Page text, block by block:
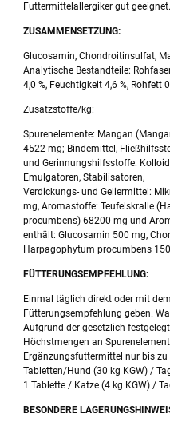
Futtermittelallergiker gut geeignet.
ZUSAMMENSETZUNG:
Glucosamin, Chondroitinsulfat,
Analytische Bestandteile:
4,0 %, Feuchtigkeit 4,6 %, Rohfett
Zusatzstoffe/kg:
Spurenelemente: Mangan
4522 mg; Bindemittel,
und Gerinnungshilfsstoffe:
Emulgatoren, Stabilisatoren,
Verdickungs- und Geliermittel:
mg, Aromastoffe: Teufelskralle
procumbens) 68200 mg und
enthält: Glucosamin 500 mg,
Harpagophytum procumbens
FÜTTERUNGSEMPFEHLUNG:
Einmal täglich direkt oder mit
Fütterungsempfehlung geben.
Aufgrund der gesetzlich
Höchstmengen an
Ergänzungsfuttermittel nur bis
Tabletten/Hund (30 kg KGW) /
1 Tablette / Katze (4 kg KGW) /
BESONDERE